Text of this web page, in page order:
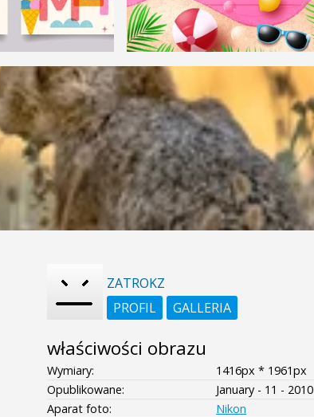
ZATROKZ
PROFIL
GALLERIA
właściwości obrazu
Wymiary:
1416px * 1961px
Opublikowane:
January - 11 - 2010
Aparat foto:
Nikon